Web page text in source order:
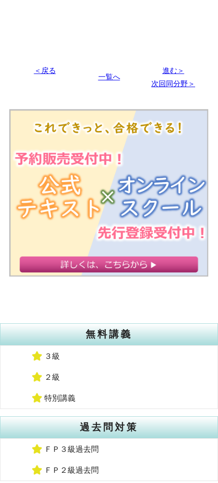
＜戻る
一覧へ
進む＞
次回同分野＞
無料講義
３級
２級
特別講義
過去問対策
ＦＰ３級過去問
ＦＰ２級過去問